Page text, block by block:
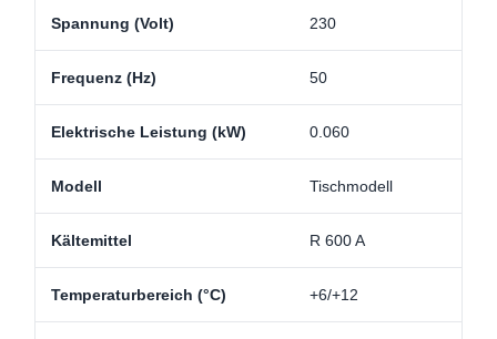
Spannung (Volt) 230
Frequenz (Hz) 50
Elektrische Leistung (kW) 0.060
Modell Tischmodell
Kältemittel R 600 A
Temperaturbereich (°C) +6/+12